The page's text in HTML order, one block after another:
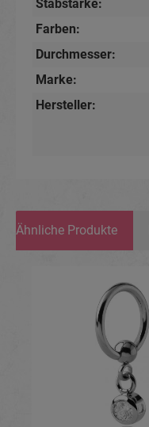
Stabstärke:
Farben:
Durchmesser:
Marke:
Hersteller:
Ähnliche Produkte